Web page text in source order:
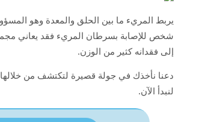
يربط المريء ما بين الحلق والمعدة وهو
شخص للإصابة بسرطان المريء فقد يعاني
إلى فقدانه كثير من الوزن.
دعنا نأخذك في جولة قصيرة لتكتشف من
لنبدأ الآن.